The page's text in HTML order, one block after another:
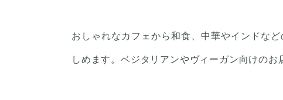
おしゃれなカフェから和食、中華やインドな
しめます。ベジタリアンやヴィーガン向けのお